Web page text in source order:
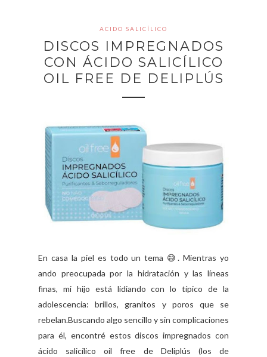
ACIDO SALICÍLICO
DISCOS IMPREGNADOS
CON ÁCIDO SALICÍLICO
OIL FREE DE DELIPLÚS
En casa la piel es todo un tema 😅. Mientras yo
ando preocupada por la hidratación y las líneas
finas, mi hijo está lidiando con lo típico de la
adolescencia: brillos, granitos y poros que se
rebelan.Buscando algo sencillo y sin complicaciones
para él, encontré estos discos impregnados con
ácido salicílico oil free de Deliplús (los de